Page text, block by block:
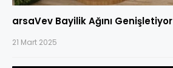
arsaVev Bayilik Ağını Genişletiyor
21 Mart 2025